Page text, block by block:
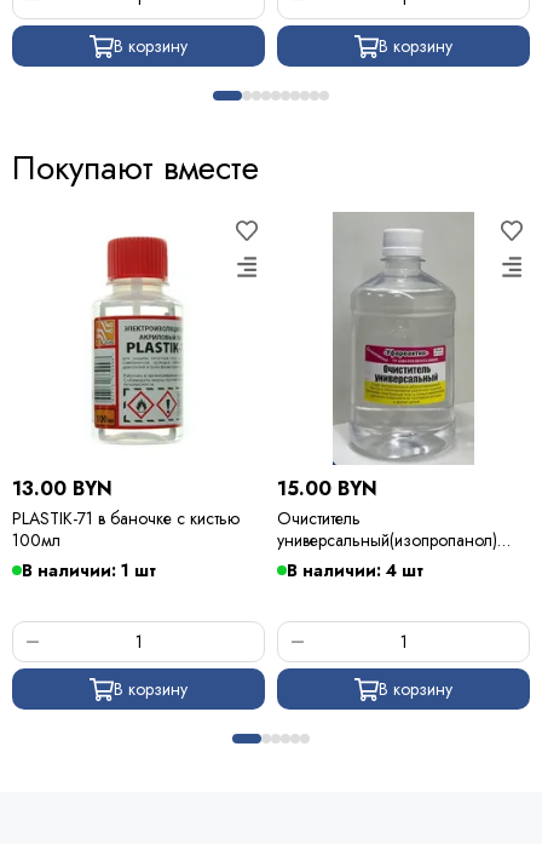
В корзину В корзину
Покупают вместе
13.00 BYN
PLASTIK-71 в баночке с кистью
100мл
В наличии: 1 шт
В корзину
15.00 BYN
Очиститель
универсальный(изопропанол)
500мл
В наличии: 4 шт
В корзину